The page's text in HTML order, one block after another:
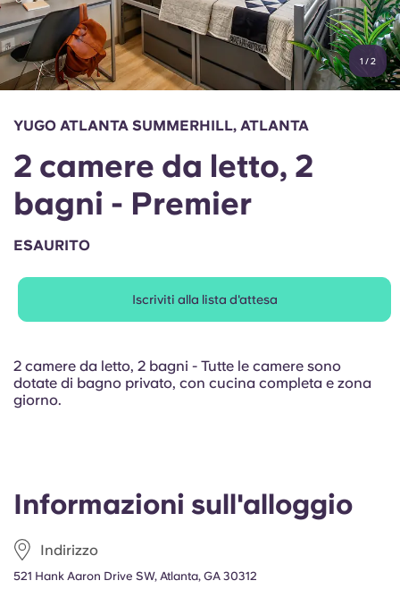
Account Lingua
English (GB)
Chinese
Español
Italian
Seleziona un paese
Prenota ora
Portuguese
1 /2
Informazioni sull'alloggio
Indirizzo
521 Hank Aaron Drive SW, Atlanta, GA 30312
YUGO ATLANTA SUMMERHILL, ATLANTA
2 camere da letto, 2
bagni - Premier
ESAURITO
Iscriviti alla lista d'attesa
2 camere da letto, 2 bagni - Tutte le camere sono
dotate di bagno privato, con cucina completa e zona
giorno.